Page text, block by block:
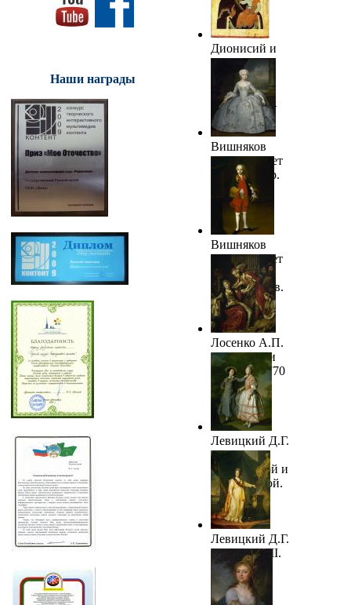
Наши награды
Дионисий и
мастерская.
Богоматерь
Одигитрия.
Около 1502-
1503
Вишняков
И.Я. Портрет
С.Э.Фермор.
1749
Вишняков
И.Я. Портрет
В.Г.Фермор.
Вт.п. XVIII в.
Лосенко А.П.
Владимир и
Рогнеда. 1770
Левицкий Д.Г.
Портрет
Е.Хрущевой и
Е.Хованской.
1773
Левицкий Д.Г.
Екатерина II.
1783. ГРМ